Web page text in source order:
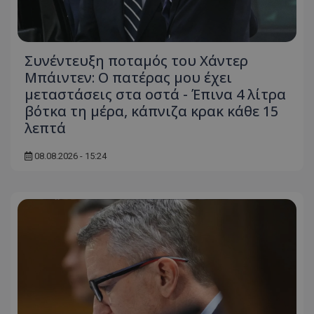
Συνέντευξη ποταμός του Χάντερ
Μπάιντεν: Ο πατέρας μου έχει
μεταστάσεις στα οστά - Έπινα 4 λίτρα
βότκα τη μέρα, κάπνιζα κρακ κάθε 15
λεπτά
08.08.2026 - 15:24
ASP.NET_SessionId
VISITOR_PRIVACY_METADATA